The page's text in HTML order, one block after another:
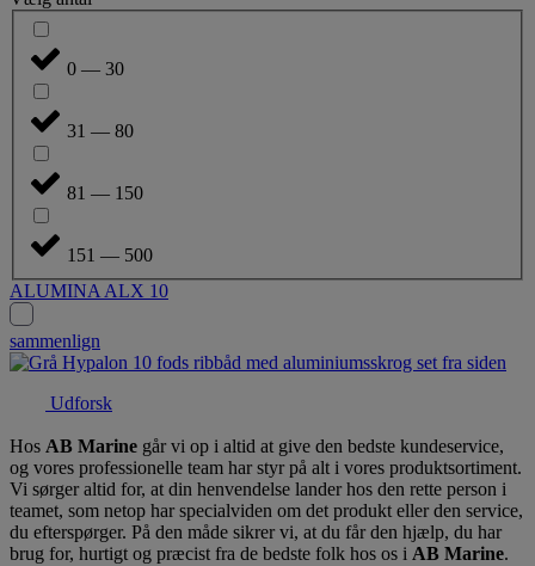
0 — 30
31 — 80
81 — 150
151 — 500
ALUMINA ALX 10
sammenlign
Udforsk
Hos AB Marine går vi op i altid at give den bedste kundeservice,
og vores professionelle team har styr på alt i vores produktsortiment.
Vi sørger altid for, at din henvendelse lander hos den rette person i
teamet, som netop har specialviden om det produkt eller den service,
du efterspørger. På den måde sikrer vi, at du får den hjælp, du har
brug for, hurtigt og præcist fra de bedste folk hos os i AB Marine.